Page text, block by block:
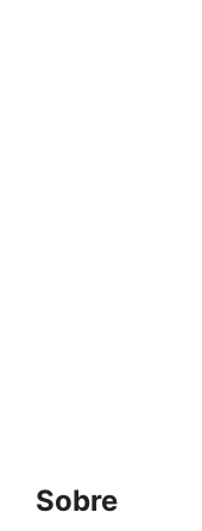
Sobre